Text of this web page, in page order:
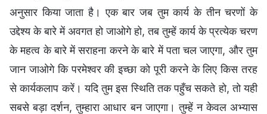
अनुसार किया जाता है। एक बार जब तुम कार्य के तीन चरणों के
उद्देश्य के बारे में अवगत हो जाओगे हो, तब तुम्हें कार्य के प्रत्येक चरण
के महत्व के बारे में सराहना करने के बारे में पता चल जाएगा, और तुम
जान जाओगे कि परमेश्वर की इच्छा को पूरी करने के लिए किस तरह
से कार्यकलाप करें। यदि तुम इस स्थिति तक पहुँच सकते हो, तो यही
सबसे बड़ा दर्शन, तुम्हारा आधार बन जाएगा। तुम्हें न केवल अभ्यास